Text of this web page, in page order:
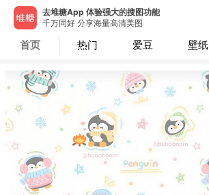
去堆糖App 体验强大的搜图功能
千万同好 分享海量高清美图
首页 热门 爱豆 壁纸